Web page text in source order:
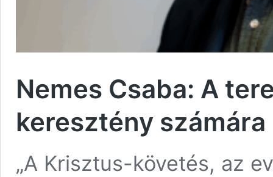
Nemes Csaba: A
keresztény
„A Krisztus-követés, az